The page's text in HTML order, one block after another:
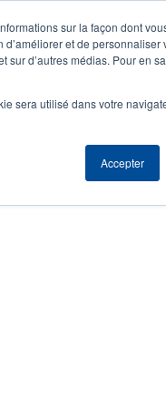
sur la façon dont
et de personnaliser
d’autres médias. Pour en
sera utilisé dans votre
Accepter
Compagnie